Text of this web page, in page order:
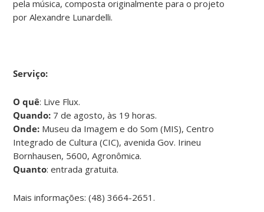
pela música, composta originalmente para o projeto
por Alexandre Lunardelli.
Serviço:
O quê: Live Flux.
Quando: 7 de agosto, às 19 horas.
Onde: Museu da Imagem e do Som (MIS), Centro
Integrado de Cultura (CIC), avenida Gov. Irineu
Bornhausen, 5600, Agronômica.
Quanto: entrada gratuita.
Mais informações: (48) 3664-2651.